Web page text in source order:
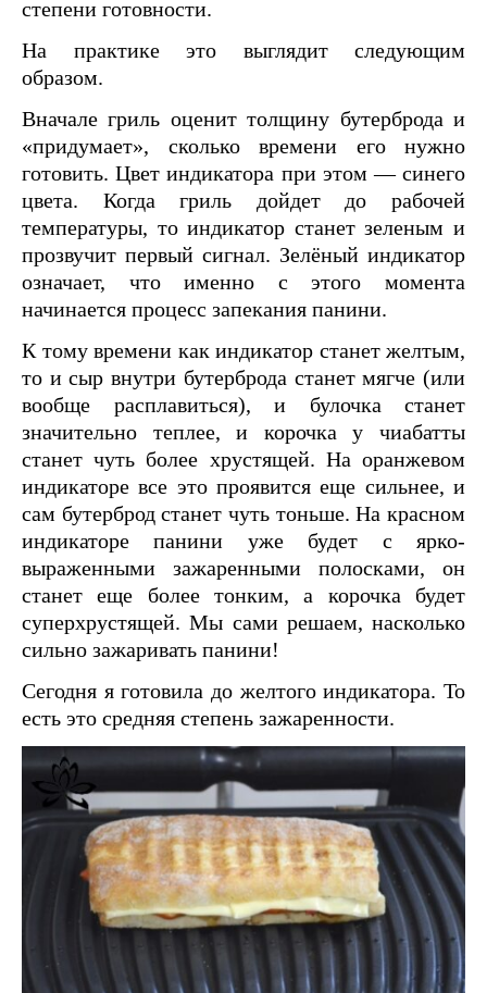
степени готовности.
На практике это выглядит следующим
образом.
Вначале гриль оценит толщину бутерброда и
«придумает», сколько времени его нужно
готовить. Цвет индикатора при этом — синего
цвета. Когда гриль дойдет до рабочей
температуры, то индикатор станет зеленым и
прозвучит первый сигнал. Зелёный индикатор
означает, что именно с этого момента
начинается процесс запекания панини.
К тому времени как индикатор станет желтым,
то и сыр внутри бутерброда станет мягче (или
вообще расплавиться), и булочка станет
значительно теплее, и корочка у чиабатты
станет чуть более хрустящей. На оранжевом
индикаторе все это проявится еще сильнее, и
сам бутерброд станет чуть тоньше. На красном
индикаторе панини уже будет с ярко-
выраженными зажаренными полосками, он
станет еще более тонким, а корочка будет
суперхрустящей. Мы сами решаем, насколько
сильно зажаривать панини!
Сегодня я готовила до желтого индикатора. То
есть это средняя степень зажаренности.